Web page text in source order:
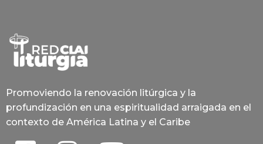
Promoviendo la renovación litúrgica y la
profundización en una espiritualidad arraigada en el
contexto de América Latina y el Caribe